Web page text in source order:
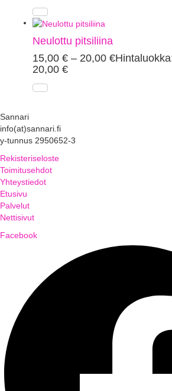
Neulottu pitsiliina
15,00 € – 20,00 €
20,00 €
Sannari
info(at)sannari.fi
y-tunnus 2950652-3
Rekisteriseloste
Toimitusehdot
Yhteystiedot
Etusivu
Palvelut
Nettisivut
Facebook